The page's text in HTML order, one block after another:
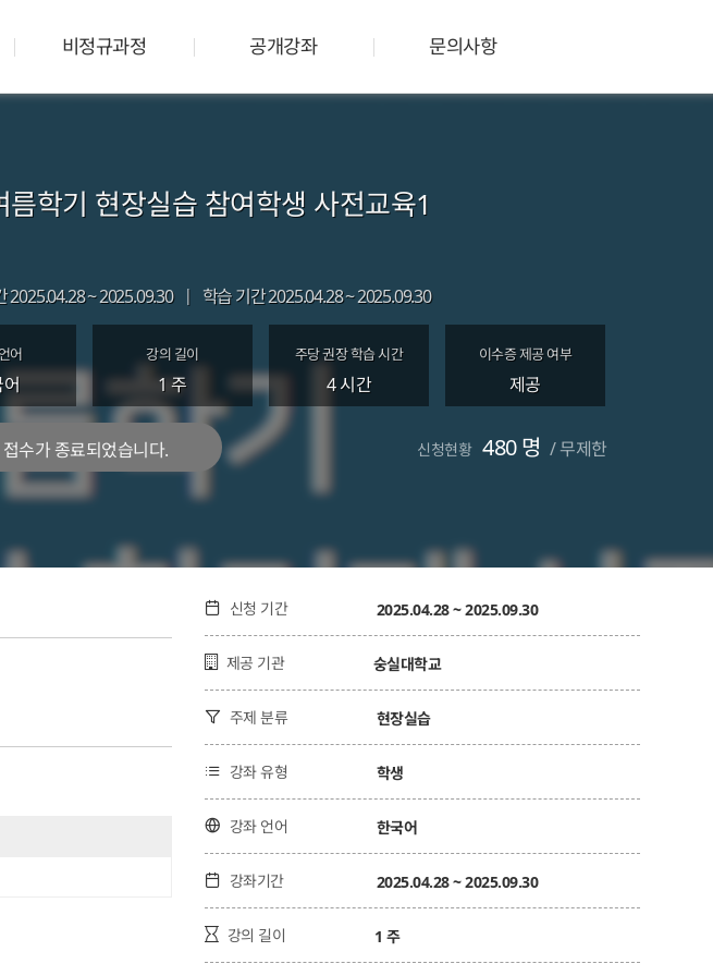
비정규과정 공개강좌 문의사항
학기 현장실습 참여학생 사전교육1
2025.04.28 ~ 2025.09.30 | 학습 기간2025.04.28 ~ 2025.09.30
어
어
강의 길이
1 주
주당 권장 학습 시간
4 시간
이수증 제공 여부
제공
수가 종료되었습니다. 신청현황 480 명 /무제한
 신청 기간 2025.04.28 ~ 2025.09.30
 제공 기관 숭실대학교
 주제 분류 현장실습
 강좌 유형 학생
 강좌 언어 한국어
 강좌기간 2025.04.28 ~ 2025.09.30
 강의 길이 1 주